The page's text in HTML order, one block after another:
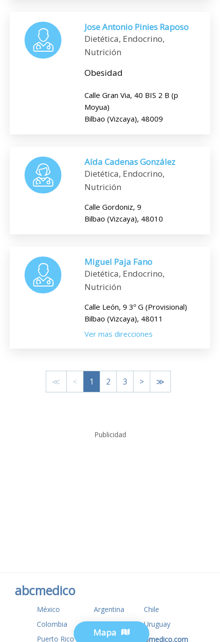
Jose Antonio Pinies Raposo
Dietética, Endocrino,
Nutrición
Obesidad
Calle Gran Via, 40 BIS 2 B (p
Moyua)
Bilbao (Vizcaya), 48009
Aída Cadenas González
Dietética, Endocrino,
Nutrición
Calle Gordoniz, 9
Bilbao (Vizcaya), 48010
Miguel Paja Fano
Dietética, Endocrino,
Nutrición
Calle León, 9 3º G (Provisional)
Bilbao (Vizcaya), 48011
Ver mas direcciones
≪ < 1 2 3 > ≫
Mapa
Publicidad
abcmedico
México Argentina
Chile
Colombia
USA
Uruguay
Puerto Rico
www.tuotromedico.com